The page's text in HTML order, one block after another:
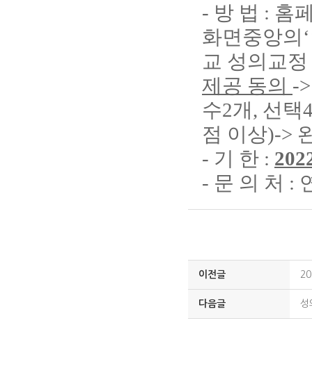
- 방 법 : 홈
화면중앙의 ‘
교 성의교
제공 동의 -
수2개, 선택
점 이상)->
- 기 한 :
- 문 의 처 :
이전글
다음글 성